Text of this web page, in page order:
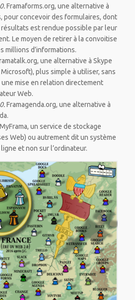
Framaforms.org, une alternative à
pour concevoir des formulaires, dont
résultats est rendue possible par leur
Le moyen de retirer à la convoitise
millions d’informations.
une alternative à Skype
plus simple à utiliser, sans
une mise en relation directement
Web.
Framagenda.org, une alternative à
un service de stockage
Web) ou autrement dit un système
et non sur l’ordinateur.